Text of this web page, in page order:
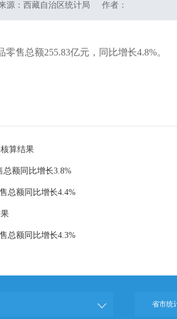
源： 西藏自治区统计局 作者：
售总额255.83亿元，同比增长4.8%。
算结果
总额同比增长3.8%
总额同比增长4.4%
总额同比增长4.3%
省市统